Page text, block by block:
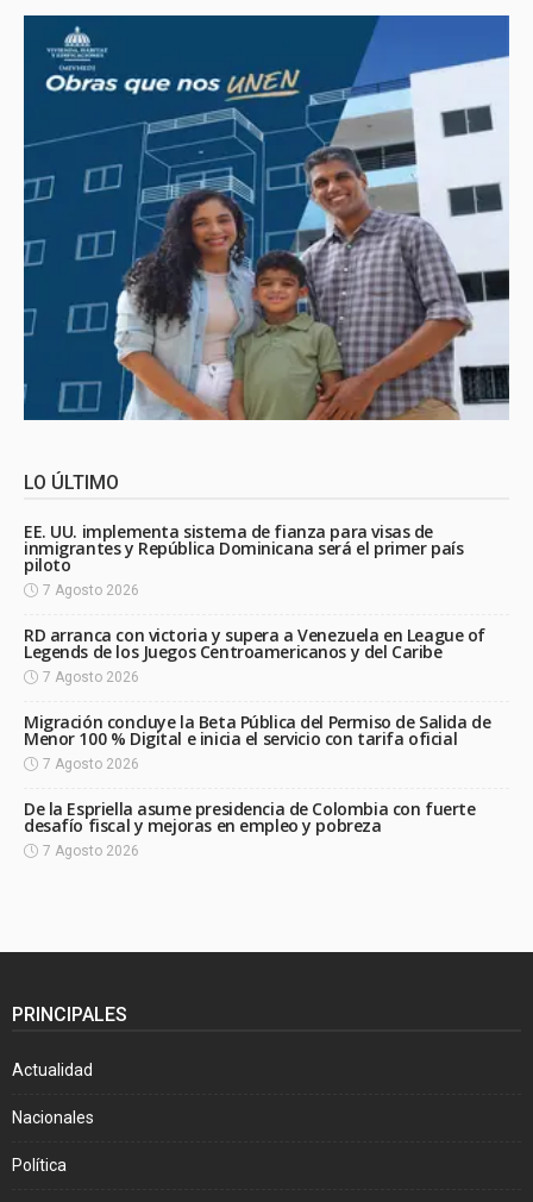
LO ÚLTIMO
EE. UU. implementa sistema de fianza para visas de
inmigrantes y República Dominicana será el primer país
piloto
7 Agosto 2026
RD arranca con victoria y supera a Venezuela en League of
Legends de los Juegos Centroamericanos y del Caribe
7 Agosto 2026
Migración concluye la Beta Pública del Permiso de Salida de
Menor 100 % Digital e inicia el servicio con tarifa oficial
7 Agosto 2026
De la Espriella asume presidencia de Colombia con fuerte
desafío fiscal y mejoras en empleo y pobreza
7 Agosto 2026
PRINCIPALES
Actualidad
Nacionales
Política